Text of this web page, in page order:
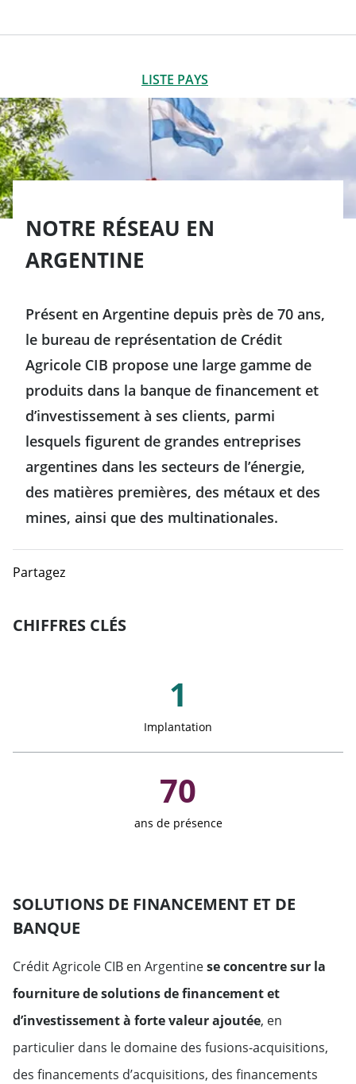
LISTE PAYS
Afrique & Moyen-Orient
Arabie Saoudite
Émirats arabes unis
Qatar
Amériques
Argentine
Canada
Chili
Colombie
États-Unis
Mexique
Asie-Pacifique
Singapour
France
Grèce
Italie
NOTRE RÉSEAU EN
ARGENTINE
Présent en Argentine depuis près de 70 ans,
le bureau de représentation de Crédit
Agricole CIB propose une large gamme de
produits dans la banque de financement et
d’investissement à ses clients, parmi
lesquels figurent de grandes entreprises
argentines dans les secteurs de l’énergie,
des matières premières, des métaux et des
mines, ainsi que des multinationales.
Partagez
CHIFFRES CLÉS
1
Implantation
70
ans de présence
SOLUTIONS DE FINANCEMENT ET DE
BANQUE
Crédit Agricole CIB en Argentinese concentre sur la
fourniture de solutions de financement et
d’investissement à forte valeur ajoutée, en
particulier dans le domaine des fusions-acquisitions,
des financements d’acquisitions, des financements